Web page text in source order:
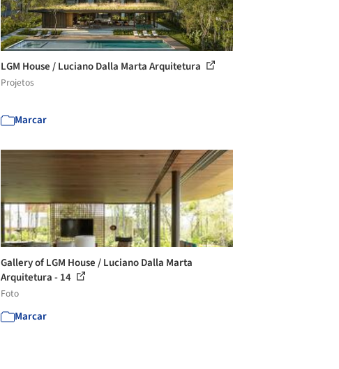
LGM House / Luciano Dalla Marta Arquitetura
Projetos
Marcar
Gallery of LGM House / Luciano Dalla Marta
Arquitetura - 14
Foto
Marcar